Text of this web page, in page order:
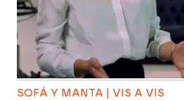
SOFÁ Y MANTA | VIS A VIS